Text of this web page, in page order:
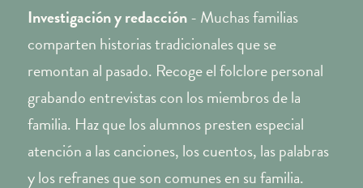
Investigación y redacción- Muchas familias
comparten historias tradicionales que se
remontan al pasado. Recoge el folclore personal
grabando entrevistas con los miembros de la
familia. Haz que los alumnos presten especial
atención a las canciones, los cuentos, las palabras
y los refranes que son comunes en su familia.